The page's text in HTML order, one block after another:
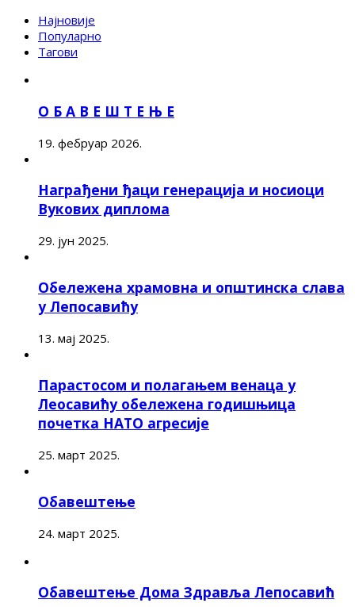
Најновије
Популарно
Тагови
О Б А В Е Ш Т Е Њ Е
19. фебруар 2026.
Награђени ђаци генерација и носиоци
Вукових диплома
29. јун 2025.
Обележена храмовна и општинска слава
у Лепосавићу
13. мај 2025.
Парастосом и полагањем венаца у
Леосавићу обележена годишњица
почетка НАТО агресије
25. март 2025.
Обавештење
24. март 2025.
Обавештење Дома Здравља Лепосавић